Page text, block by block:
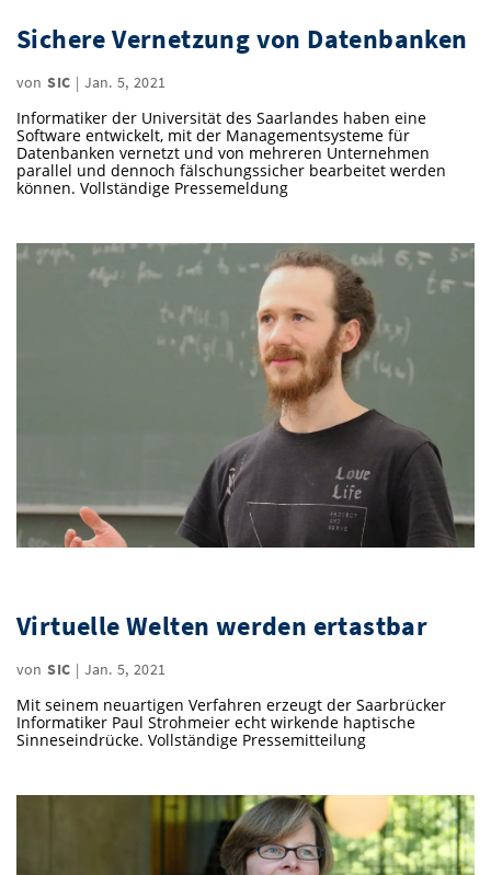
Study Scheduler
Start-ups
IT-Themenabend
Ranking
Zahlen & Fakten
Preise, Auszeichnungen und Förderungen
Kontakt
SIC Merchandise
SIC Podcast
Anfahrt
AnsprechpartnerInnen, Personen, Forschungsgruppen
Termine, Vorträge und Veranstaltungen
Alumni
Sichere Vernetzung von Datenbanken
vonSIC| Jan. 5, 2021
Informatiker der Universität des Saarlandes haben eine
Software entwickelt, mit der Managementsysteme für
Datenbanken vernetzt und von mehreren Unternehmen
parallel und dennoch fälschungssicher bearbeitet werden
können. Vollständige Pressemeldung
Virtuelle Welten werden ertastbar
vonSIC| Jan. 5, 2021
Mit seinem neuartigen Verfahren erzeugt der Saarbrücker
Informatiker Paul Strohmeier echt wirkende haptische
Sinneseindrücke. Vollständige Pressemitteilung